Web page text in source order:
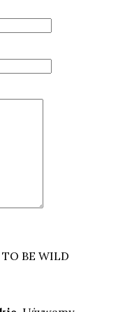
BE WILD